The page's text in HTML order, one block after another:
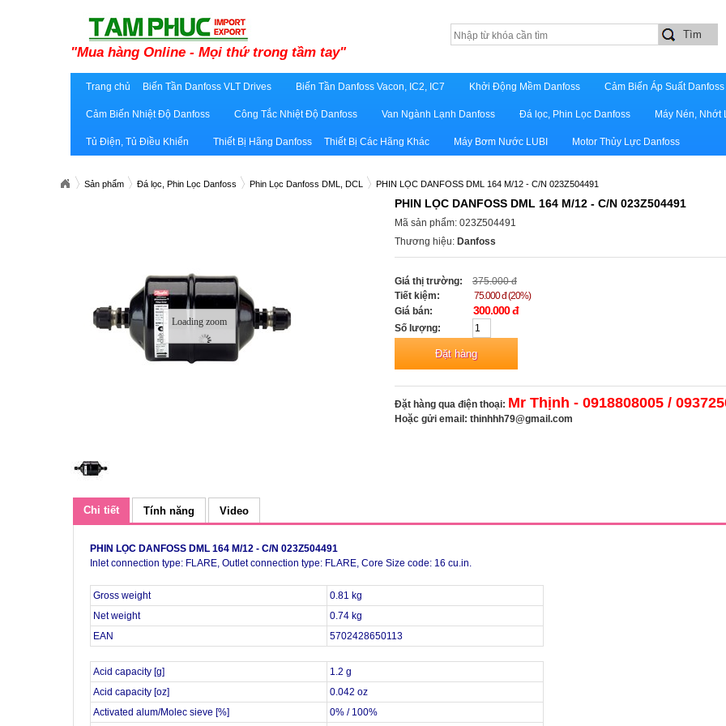
"Mua hàng Online - Mọi thứ trong tầm tay"
Trang chủ Biến Tần Danfoss VLT Drives Biến Tần Danfoss Vacon, IC2, IC7 Khởi Động Mềm Danfoss Cảm Biến Áp Suất Danfoss
Cảm Biến Nhiệt Độ Danfoss Công Tắc Nhiệt Độ Danfoss Van Ngành Lạnh Danfoss Đá lọc, Phin Lọc Danfoss Máy Nén, Nhớt
Tủ Điện, Tủ Điều Khiển Thiết Bị Hãng Danfoss Thiết Bị Các Hãng Khác Máy Bơm Nước LUBI Motor Thủy Lực Danfoss
Sản phẩm Đá lọc, Phin Lọc Danfoss Phin Lọc Danfoss DML, DCL PHIN LỌC DANFOSS DML 164 M/12 - C/N 023Z504491
Loading zoom
PHIN LỌC DANFOSS DML 164 M/12 - C/N 023Z504491
Mã sản phẩm: 023Z504491
Thương hiệu: Danfoss
Giá thị trường:
375.000 đ
Tiết kiệm:
75.000 đ (20%)
Giá bán:
300.000 đ
Số lượng:
Đặt hàng qua điện thoại: Mr Thịnh - 0918808005 /
Hoặc gửi email: thinhhh79@gmail.com
Chi tiết Tính năng Video
PHIN LỌC DANFOSS DML 164 M/12 - C/N 023Z504491
Inlet connection type: FLARE, Outlet connection type: FLARE, Core Size code: 16 cu.in.
Gross weight
0.81 kg
Net weight
0.74 kg
EAN
5702428650113
Acid capacity [g]
1.2 g
Acid capacity [oz]
0.042 oz
Activated alum/Molec sieve [%]
0% / 100%